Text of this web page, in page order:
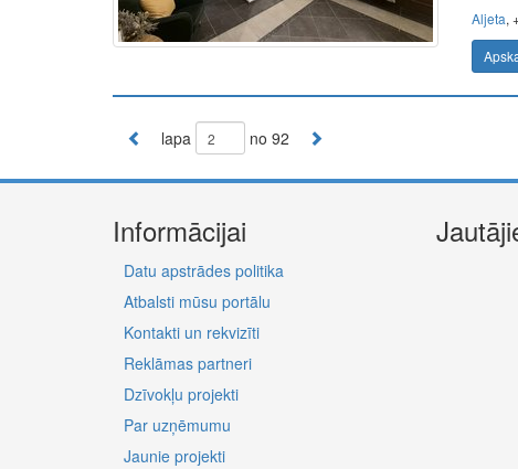
Aljeta,
lapa no 92
Informācijai
Datu apstrādes politika
Atbalsti mūsu portālu
Kontakti un rekvizīti
Reklāmas partneri
Dzīvokļu projekti
Par uzņēmumu
Jaunie projekti